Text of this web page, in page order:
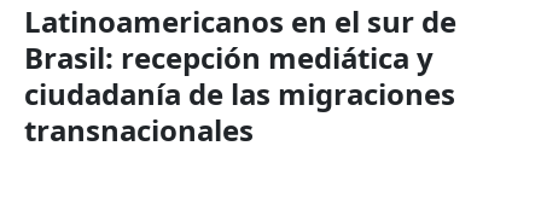
Latinoamericanos en el sur de
Brasil: recepción mediática y
ciudadanía de las migraciones
transnacionales